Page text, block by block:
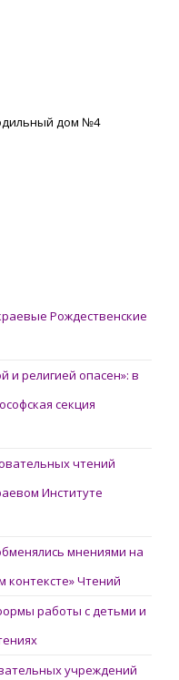
дом №4
Рождественские
и религией опасен»: в
секция
чтений
Институте
мнениями на
контексте» Чтений
работы с детьми и
учреждений